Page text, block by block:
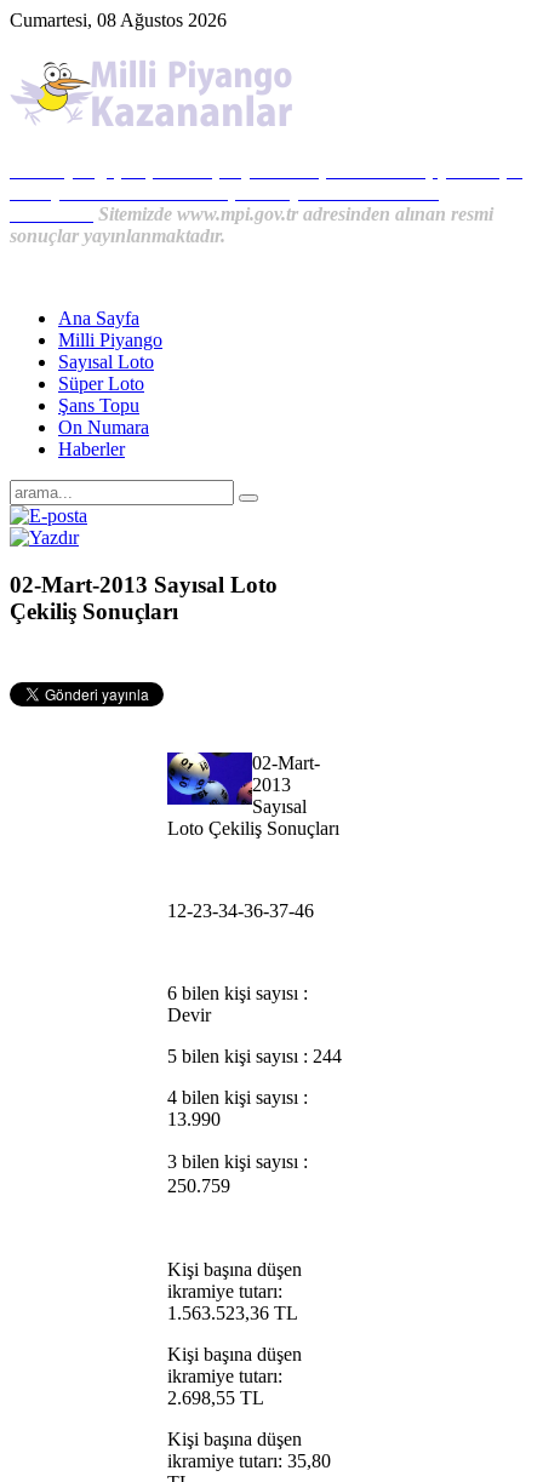
Cumartesi, 08 Ağustos 2026
Sitemizde www.mpi.gov.tr adresinden alınan resmi
sonuçlar yayınlanmaktadır.
Ana Sayfa
Milli Piyango
Sayısal Loto
Süper Loto
Şans Topu
On Numara
Haberler
02-Mart-2013 Sayısal Loto
Çekiliş Sonuçları
02-Mart-
2013
Sayısal
Loto Çekiliş Sonuçları
12-23-34-36-37-46
6 bilen kişi sayısı :
Devir
5 bilen kişi sayısı : 244
4 bilen kişi sayısı :
13.990
3 bilen kişi sayısı :
250.759
Kişi başına düşen
ikramiye tutarı:
1.563.523,36 TL
Kişi başına düşen
ikramiye tutarı:
2.698,55 TL
Kişi başına düşen
ikramiye tutarı: 35,80